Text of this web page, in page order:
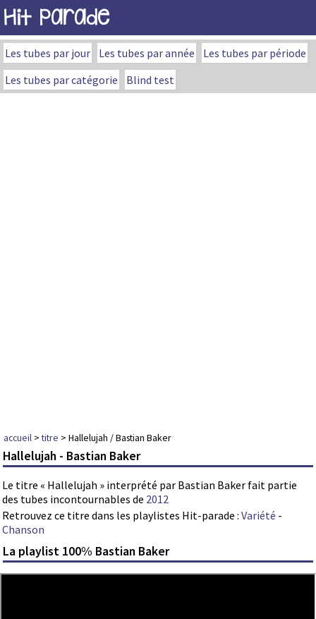
Hit Parade
Les tubes par jour Les tubes par année
Les tubes par période
Les tubes par catégorie
Blind test
accueil >titre > Hallelujah / Bastian Baker
Hallelujah - Bastian Baker
Le titre « Hallelujah » interprété par Bastian Baker fait partie
des tubes incontournables de 2012
Retrouvez ce titre dans les playlistes Hit-parade : Variété -
Chanson
La playlist 100% Bastian Baker